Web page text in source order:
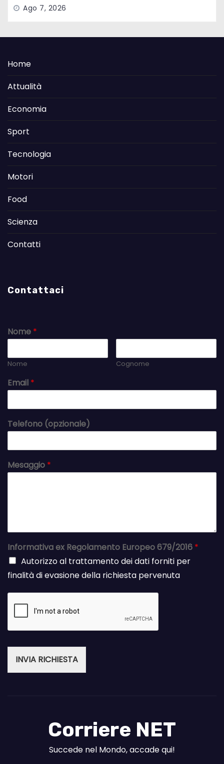
Ago 7, 2026
Home
Attualità
Economia
Sport
Tecnologia
Motori
Food
Scienza
Contatti
Contattaci
Nome *
Nome Cognome
Email *
Telefono (opzionale)
Mesaggio *
Informativa ex Regolamento Europeo 679/2016 *
Autorizzo al trattamento dei dati forniti per
finalità di evasione della richiesta pervenuta
INVIA RICHIESTA
Corriere NET
Succede nel Mondo, accade qui!